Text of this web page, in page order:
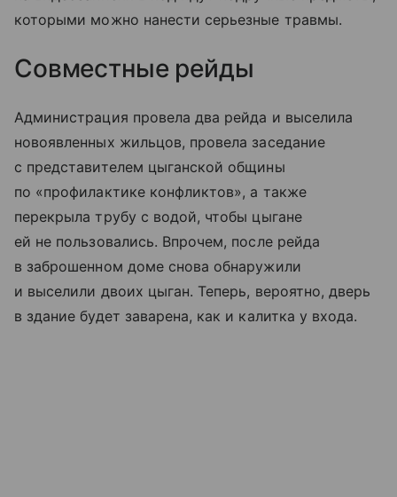
которыми можно нанести серьезные травмы.
Совместные рейды
Администрация провела два рейда и выселила
новоявленных жильцов, провела заседание
с представителем цыганской общины
по «профилактике конфликтов», а также
перекрыла трубу с водой, чтобы цыгане
ей не пользовались. Впрочем, после рейда
в заброшенном доме снова обнаружили
и выселили двоих цыган. Теперь, вероятно, дверь
в здание будет заварена, как и калитка у входа.